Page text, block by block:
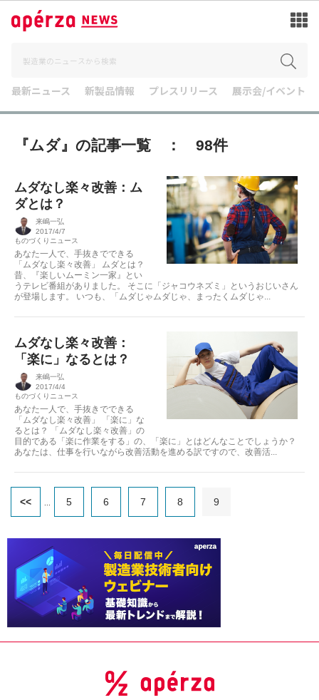
最新ニュース 新製品情報 プレスリリース 展示会/イベント
『ムダ』の記事一覧 ： 98件
ムダなし楽々改善：ム
ダとは？
来嶋一弘
2017/4/7
ものづくりニュース
あなた一人で、手抜きでできる
「ムダなし楽々改善」 ムダとは？
昔、『楽しいムーミン一家』とい
うテレビ番組がありました。 そこに「ジャコウネズミ」というおじいさん
が登場します。 いつも、「ムダじゃムダじゃ、まったくムダじゃ...
ムダなし楽々改善：
「楽に」なるとは？
来嶋一弘
2017/4/4
ものづくりニュース
あなた一人で、手抜きでできる
「ムダなし楽々改善」 「楽に」な
るとは？ 「ムダなし楽々改善」の
目的である「楽に作業をする」の、「楽に」とはどんなことでしょうか？
あなたは、仕事を行いながら改善活動を進める訳ですので、改善活...
<< 5 6 7 8 9